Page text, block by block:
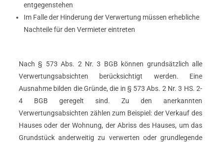
entgegenstehen
Im Falle der Hinderung der Verwertung müssen erhebliche
Nachteile für den Vermieter eintreten
Nach § 573 Abs. 2 Nr. 3 BGB können grundsätzlich alle
Verwertungsabsichten berücksichtigt werden. Eine
Ausnahme bilden die Gründe, die in § 573 Abs. 2 Nr. 3 HS. 2-
4 BGB geregelt sind. Zu den anerkannten
Verwertungsabsichten zählen zum Beispiel: der Verkauf des
Hauses oder der Wohnung, der Abriss des Hauses, um das
Grundstück anderweitig zu verwerten oder grundlegende